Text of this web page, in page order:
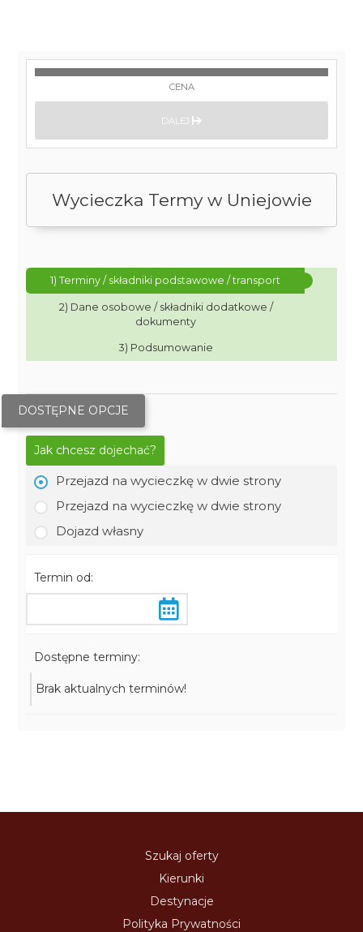
Wycieczka Termy w Uniejowie
1) Terminy / składniki podstawowe / transport
2) Dane osobowe / składniki dodatkowe /
dokumenty
3) Podsumowanie
DOSTĘPNE OPCJE
Jak chcesz dojechać?
Przejazd na wycieczkę w dwie strony
Przejazd na wycieczkę w dwie strony
Dojazd własny
Termin od:
Dostępne terminy:
Brak aktualnych terminów!
CENA
DALEJ
Szukaj oferty
Kierunki
Destynacje
Polityka Prywatności